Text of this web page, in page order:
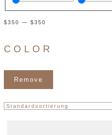
$350 — $350
COLOR
Remove